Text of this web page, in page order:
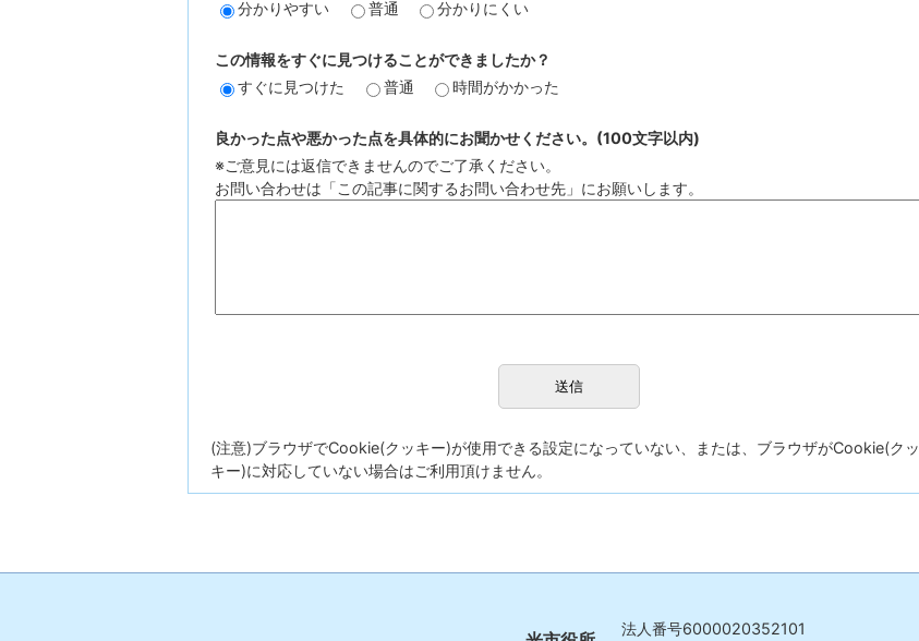
分かりやすい
普通 分かりにくい
この情報をすぐに見つけることができましたか？
すぐに見つけた
普通 時間がかかった
良かった点や悪かった点を具体的にお聞かせください。(100文字以内)
※ご意見には返信できませんのでご了承ください。
お問い合わせは「この記事に関するお問い合わせ先」にお願いします。
(注意)ブラウザでCookie(クッキー)が使用できる設定になっていない、または、ブラウザがCookie(クッ
キー)に対応していない場合はご利用頂けません。
法人番号6000020352101